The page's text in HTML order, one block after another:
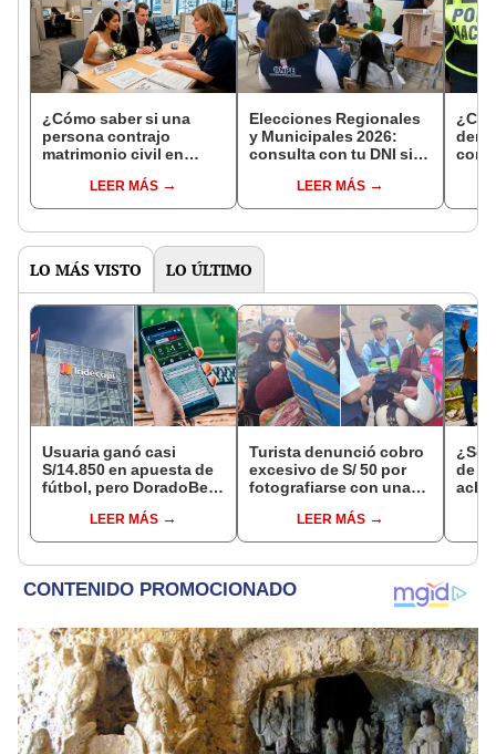
¿Cómo saber si una
persona contrajo
matrimonio civil en
LEER MÁS
Elecciones Regionales
y Municipales 2026:
consulta con tu DNI si
de mesa para este 4 de
octubre en el link oficial
LEER MÁS
con
LO MÁS VISTO LO ÚLTIMO
Usuaria ganó casi
S/14.850 en apuesta de
fútbol, pero DoradoBet
Indecopi multó a la
empresa con más de S/
LEER MÁS
Turista denunció cobro
excesivo de S/ 50 por
fotografiarse con una
Serenazgo recuperó el
dinero
LEER MÁS
¿Se
de